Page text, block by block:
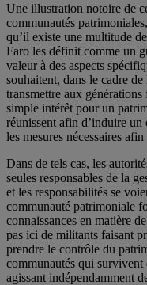
Une illustration notoire de
communautés
qu’il existe une multitude
Faro les définit comme un
valeur à des aspects
souhaitent, dans le cadre
transmettre aux
simple intérêt pour un
réunissent afin d’induire un
les mesures nécessaires
Dans de tels cas, les
seules responsables de la
et les responsabilités se
communauté patrimoniale
connaissances en matière
pas ici de militants faisant
prendre le contrôle du
communautés qui survivent
agissant indépendamment